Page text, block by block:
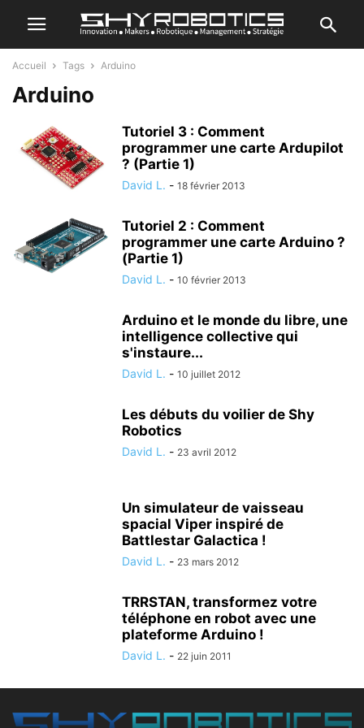
Accueil Tags Arduino
Arduino
Tutoriel 3 : Comment
programmer une carte Ardupilot
? (Partie 1)
David L. - 18 février 2013
Tutoriel 2 : Comment
programmer une carte Arduino ?
(Partie 1)
David L. - 10 février 2013
Arduino et le monde du libre, une
intelligence collective qui
s'instaure...
David L. - 10 juillet 2012
Les débuts du voilier de Shy
Robotics
David L. - 23 avril 2012
Un simulateur de vaisseau
spacial Viper inspiré de
Battlestar Galactica !
David L. - 23 mars 2012
TRRSTAN, transformez votre
téléphone en robot avec une
plateforme Arduino !
David L. - 22 juin 2011